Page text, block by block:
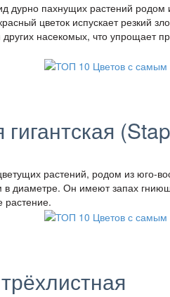
дурно пахнущих растений
цветок испускает резкий
насекомых, что упрощает
растений, родом из юго-
в диаметре. Он имеют запах
растение.